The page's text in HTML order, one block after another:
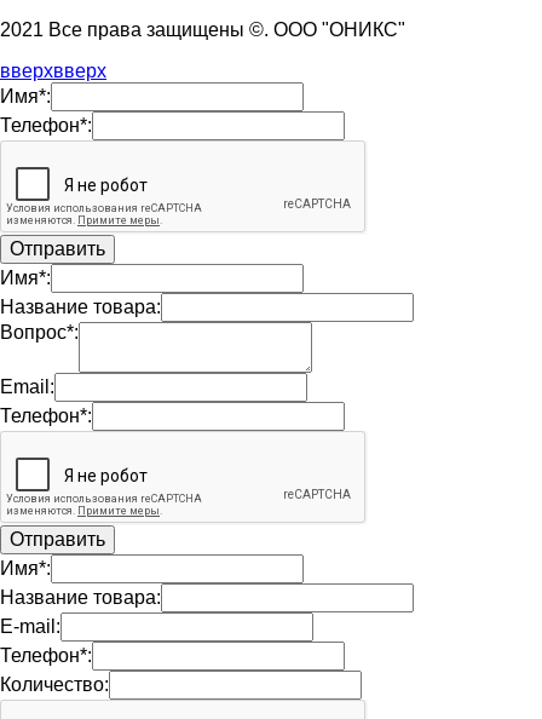
2021 Все права защищены ©. ООО "ОНИКС"
вверхвверх
Имя*:
Телефон*:
Имя*:
Название товара:
Вопрос*:
Email:
Телефон*:
Имя*:
Название товара:
E-mail:
Телефон*:
Количество: